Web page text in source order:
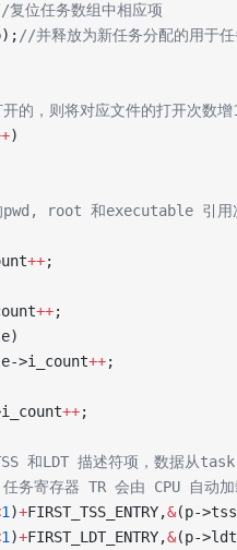
位任务数组中相应项
//并释放为新任务分配的用于
的，则将对应文件的打开次数增
)
pwd, root 和executable 引用
++;
++;
>i_count
++;
++;
和LDT 描述符项，数据从task
务寄存器 TR 会由 CPU 自动
1 )+FIRST_TSS_ENTRY,&(p-
1 )+FIRST_LDT_ENTRY,&(p-